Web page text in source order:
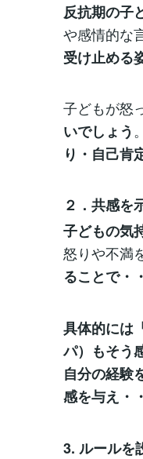
反抗期の子
や感情的な
受け止める
子どもが怒
いでしょう
り・自己肯
２．共感を
子どもの気
怒りや不満
ることで・
具体的には
パ）もそう
自分の経験
感を与え・
3. ルールを